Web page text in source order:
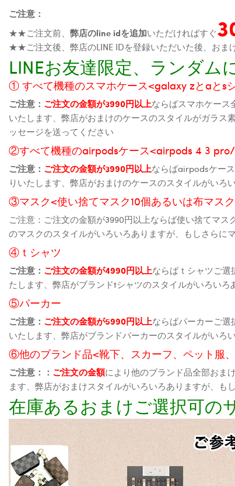
ご注意：
★★ご注文前、 弊店のline idを追加いただければすぐ
★★ご注文後、弊店のLINE IDを登録いただいた後、おま
LINEお友達限定、ランダ
① すべて機種のスマホケース<galaxy zとaとs
ご注意： ご注文の金額が3990円以上ならばスマホケース
いたします、弊店がおまけのケースのスタイルがガラス
ッセージを送ってください
②すべて機種のairpodsケース<airpods 4 3
ご注意： ご注文の金額が3990円以上ならばairpodsケー
りいたします、弊店がおまけのケースのスタイルがい
③マスク<使い捨てマスク10個あるいは布マス
ご注意：ご注文の金額が3990円以上ならば使い捨てマ
のマスクのスタイルがいろいろありますが、もしさらに
④ｔシャツ
ご注意： ご注文の金額が4990円以上ならばｔシャツご
たします、弊店がブランドtシャツのスタイルがいろい
⑤パーカー
ご注意： ご注文の金額が5990円以上ならばパーカーご
いたします、弊店がブランドパーカーのスタイルがい
⑥他のブランド品<靴下、スカーフ、ペット服
ご注意：： ご注文の金額により他のブランド品全部おま
ます、弊店がおまけスタイルがいろいろありますが、
在庫あるおまけご選択可の